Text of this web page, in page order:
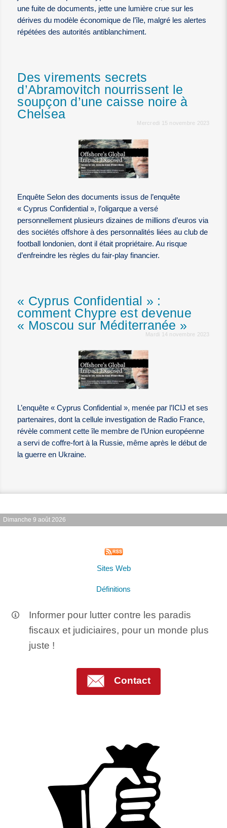
une fuite de documents, jette une lumière crue sur les
dérives du modèle économique de l’île, malgré les alertes
répétées des autorités antiblanchiment.
Des virements secrets
d’Abramovitch nourrissent le
soupçon d’une caisse noire à
Chelsea
Mercredi 15 novembre 2023
Enquête Selon des documents issus de l’enquête
« Cyprus Confidential », l’oligarque a versé
personnellement plusieurs dizaines de millions d’euros via
des sociétés offshore à des personnalités liées au club de
football londonien, dont il était propriétaire. Au risque
d’enfreindre les règles du fair-play financier.
« Cyprus Confidential » :
comment Chypre est devenue
« Moscou sur Méditerranée »
Mardi 14 novembre 2023
L’enquête « Cyprus Confidential », menée par l’ICIJ et ses
partenaires, dont la cellule investigation de Radio France,
révèle comment cette île membre de l’Union européenne
a servi de coffre-fort à la Russie, même après le début de
la guerre en Ukraine.
Dimanche 9 août 2026
Sites Web
Définitions
Informer pour lutter contre les paradis
fiscaux et judiciaires, pour un monde plus
juste !
Contact